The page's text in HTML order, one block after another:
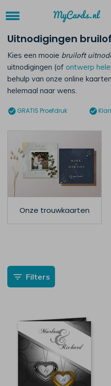
Uitnodigingen
Kies een mooie bruiloft
uitnodigingen (of ontwerp
behulp van onze online
helemaal naar wens.
GRATIS Proefdruk
Onze trouwkaarten
Filters